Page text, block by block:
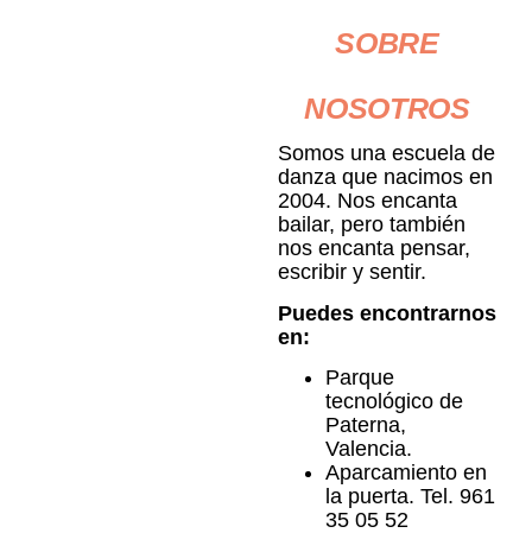
SOBRE
NOSOTROS
Somos una escuela de
danza que nacimos en
2004. Nos encanta
bailar, pero también
nos encanta pensar,
escribir y sentir.
Puedes encontrarnos
en:
Parque
tecnológico de
Paterna,
Valencia.
Aparcamiento en
la puerta. Tel. 961
35 05 52